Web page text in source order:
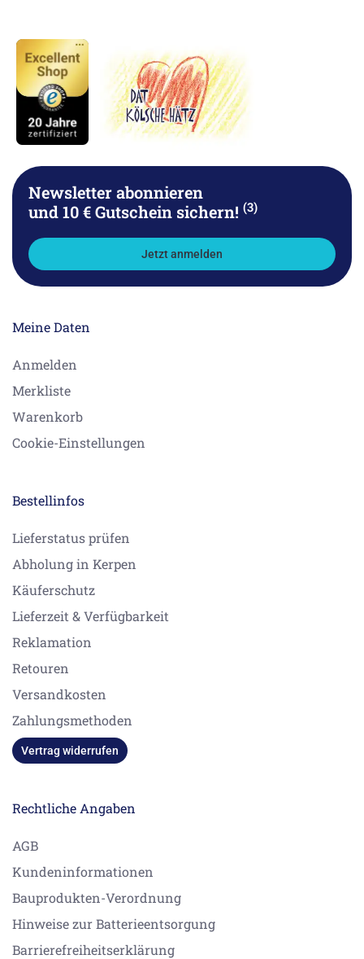
Newsletter abonnieren
und 10 € Gutschein sichern! (3)
Jetzt anmelden
Meine Daten
Anmelden
Merkliste
Warenkorb
Cookie-Einstellungen
Bestellinfos
Lieferstatus prüfen
Abholung in Kerpen
Käuferschutz
Lieferzeit & Verfügbarkeit
Reklamation
Retouren
Versandkosten
Zahlungsmethoden
Vertrag widerrufen
Rechtliche Angaben
AGB
Kundeninformationen
Bauprodukten-Verordnung
Hinweise zur Batterieentsorgung
Barrierefreiheitserklärung